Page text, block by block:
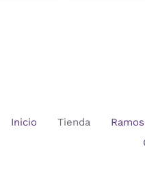
Inicio Tienda Ramos